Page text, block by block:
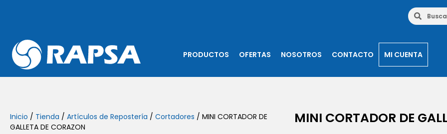
PRODUCTOS OFERTAS NOSOTROS CONTACTO MI CUENTA
Inicio / Tienda / Artículos de Repostería / Cortadores / MINI CORTADOR DE
GALLETA DE CORAZON
MINI CORTADOR DE